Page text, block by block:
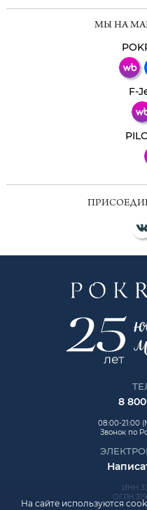
МЫ НА
F-
8
08:00-21:00
Звонок по
ИНН
ОГРН
На сайте используются